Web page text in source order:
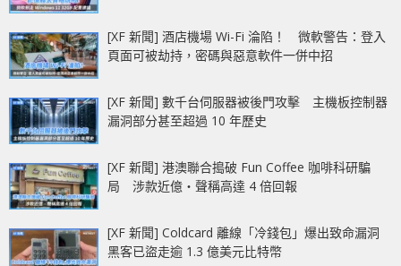
[XF 新聞] 酒店機場 Wi-Fi 淪陷！ 微軟警告：登入
頁面可被劫持，密碼與惡意軟件一併中招
[XF 新聞] 數千台伺服器被後門攻擊 主機板控制器
漏洞部分甚至超過 10 年歷史
[XF 新聞] 港澳聯合搗破 Fun Coffee 咖啡科研騙
局 涉款近億‧聲稱高達 4 倍回報
[XF 新聞] Coldcard 離線「冷錢包」爆出致命漏洞
黑客已盜走逾 1.3 億美元比特幣